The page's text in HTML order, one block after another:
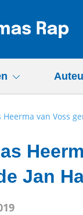
Heerma van Voss
Jan